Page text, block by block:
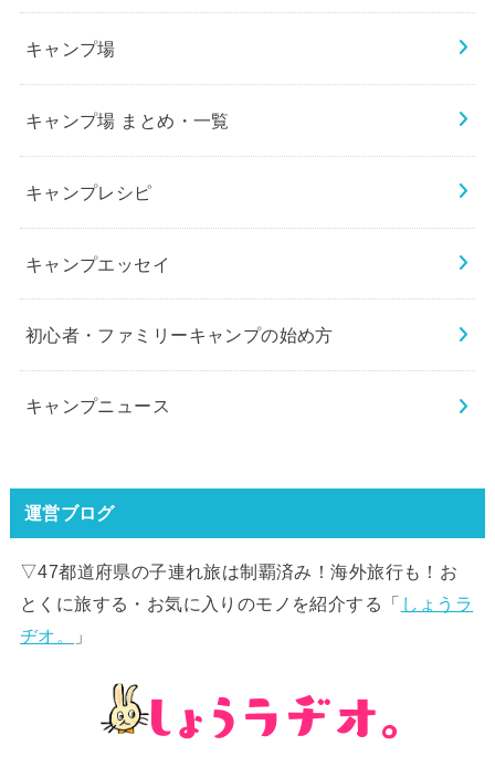
キャンプ場
キャンプ場 まとめ・一覧
キャンプレシピ
キャンプエッセイ
初心者・ファミリーキャンプの始め方
キャンプニュース
運営ブログ
▽47都道府県の子連れ旅は制覇済み！海外旅行も！お
とくに旅する・お気に入りのモノを紹介する「 しょうラ
ヂオ。
」